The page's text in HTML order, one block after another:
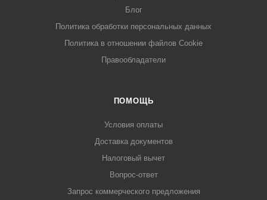
Блог
Политика обработки персональных данных
Политика в отношении файлов Cookie
Правообладатели
ПОМОЩЬ
Условия оплаты
Доставка документов
Налоговый вычет
Вопрос-ответ
Запрос коммерческого предложения